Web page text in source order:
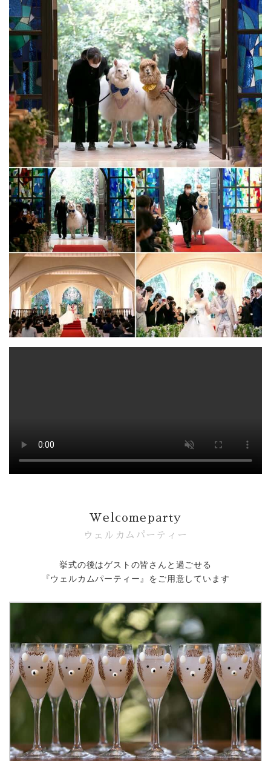
Welcomeparty
ウェルカムパーティー
挙式の後はゲストの皆さんと過ごせる
『ウェルカムパーティー』をご用意しています